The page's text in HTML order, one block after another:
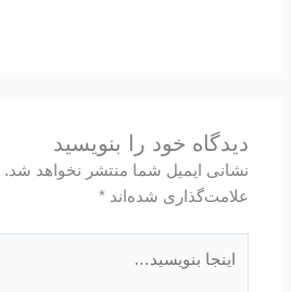
دیدگاه‌ خود را بنویسید
نشانی ایمیل شما منتشر نخواهد شد.
علامت‌گذاری شده‌اند*
بنویسید…